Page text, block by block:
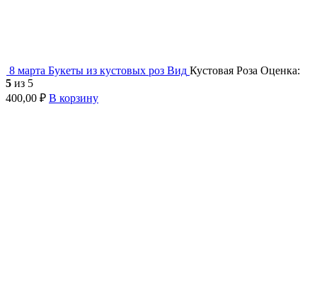
8 марта Букеты из кустовых роз Вид Кустовая Роза Оценка:
5 из 5
400,00 ₽ В корзину